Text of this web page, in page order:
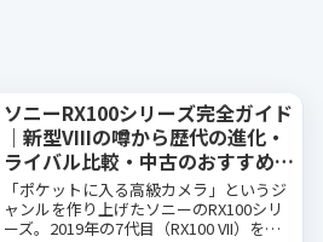
ソニーRX100シリーズ完全ガイド
｜新型VIIIの噂から歴代の進化・
ライバル比較・中古のおすすめま
で
「ポケットに入る高級カメラ」というジ
ャンルを作り上げたソニーのRX100シリ
ーズ。2019年の7代目（RX100 VII）を最